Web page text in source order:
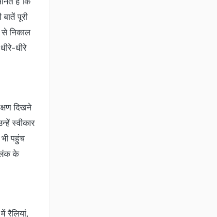
दिखने
स्वीकार
पहुंच
के
का
दें.